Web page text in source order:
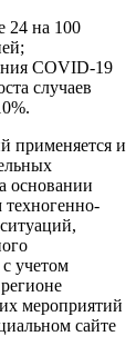
24 на 100
COVID-19
случаев
применяется и
основании
с учетом
мероприятий
сайте